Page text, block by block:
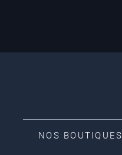
NOS BOUTIQUES